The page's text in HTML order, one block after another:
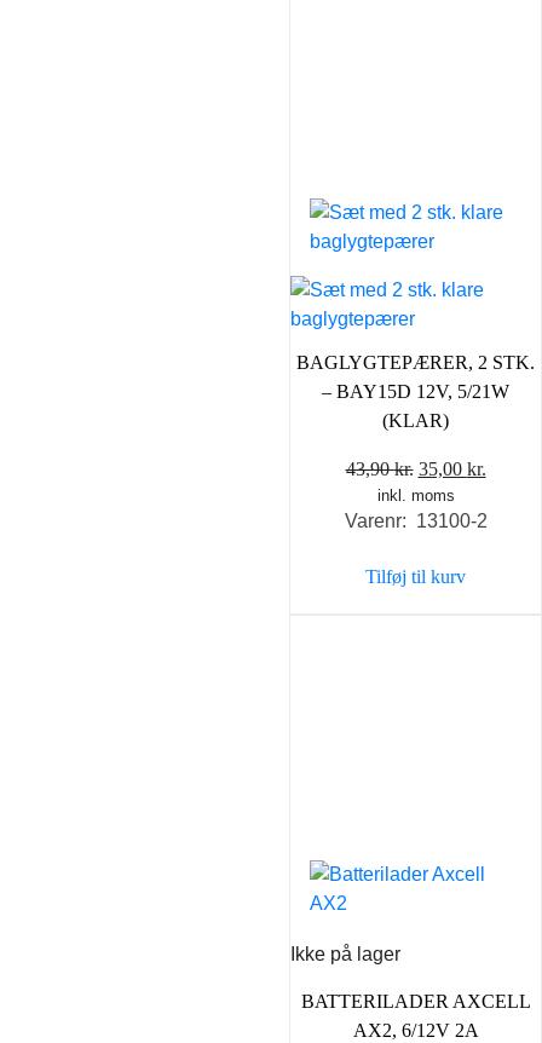
BAGLYGTEPÆRER, 2 STK.
– BAY15D 12V, 5/21W
(KLAR)
43,90kr. Den
oprindelige
pris
43,90 kr..
35,00 kr.
pris
inkl. moms
Varenr: 13100-2
Tilføj til kurv
Ikke på lager
BATTERILADER AXCELL
AX2, 6/12V 2A